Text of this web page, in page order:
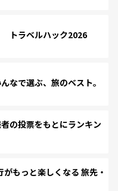
トラベルハック2026
で選ぶ、旅のベスト。
の投票をもとにランキン
もっと楽しくなる 旅先・